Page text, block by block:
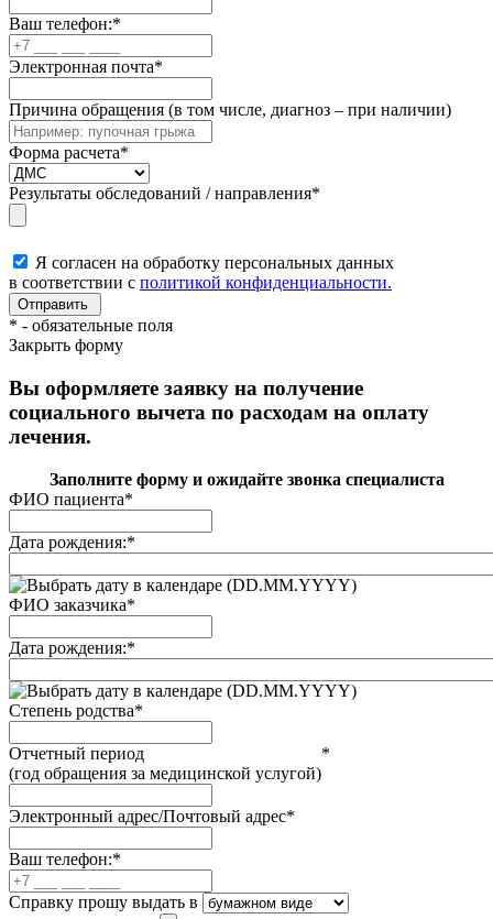
Ваш телефон:*
Электронная почта*
Причина обращения (в том числе, диагноз – при наличии)
Форма расчета*
Результаты обследований / направления*
Я согласен на обработку персональных данных
в соответствии с политикой конфиденциальности.
* - обязательные поля
Закрыть форму
Вы оформляете заявку на получение
социального вычета по расходам на оплату
лечения.
Заполните форму и ожидайте звонка специалиста
ФИО пациента*
Дата рождения:*
(DD.MM.YYYY)
ФИО заказчика*
Дата рождения:*
(DD.MM.YYYY)
Степень родства*
Отчетный период
(год обращения за медицинской услугой)
*
Электронный адрес/Почтовый адрес*
Ваш телефон:*
Справку прошу выдать в